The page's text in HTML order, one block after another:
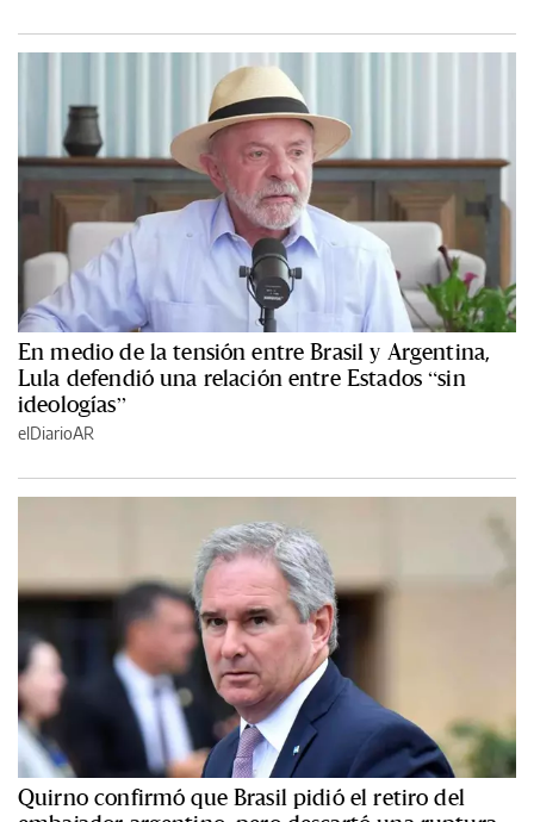
En medio de la tensión entre Brasil y Argentina,
Lula defendió una relación entre Estados “sin
ideologías”
elDiarioAR
Quirno confirmó que Brasil pidió el retiro del